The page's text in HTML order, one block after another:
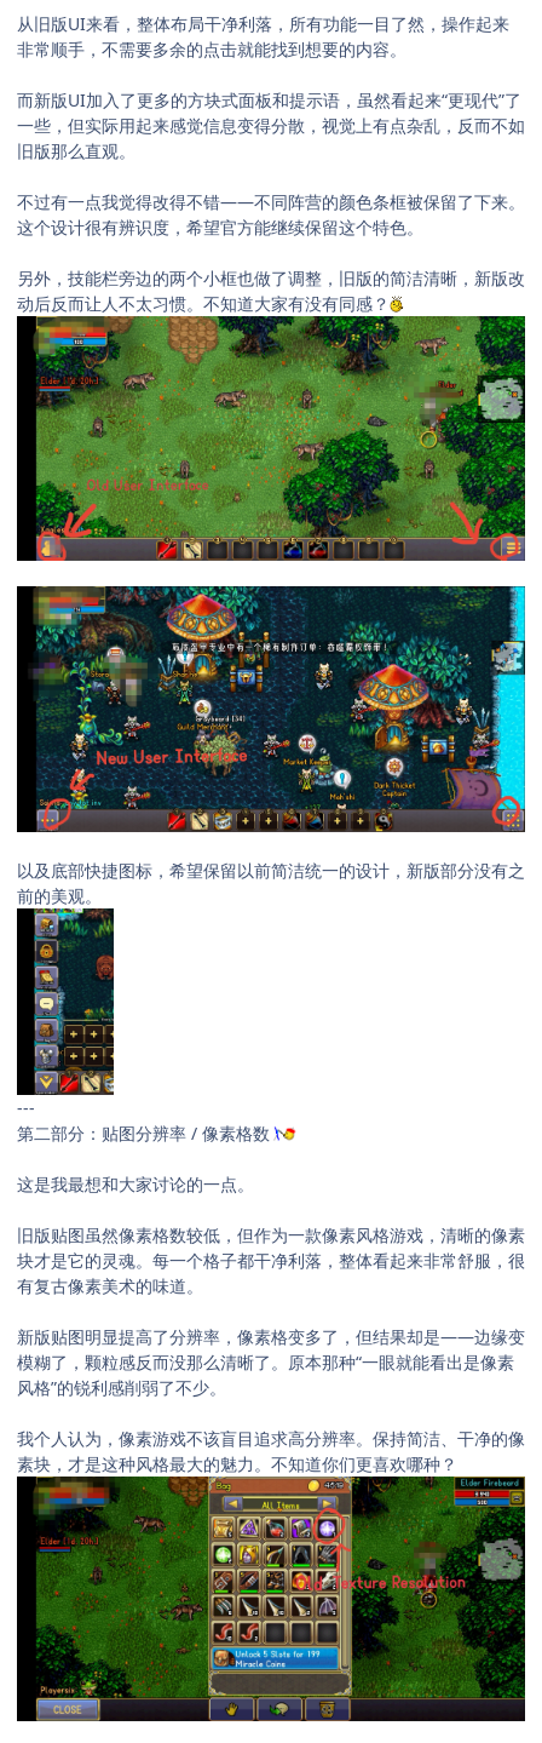
从旧版UI来看，整体布局干净利落，所有功能一目了然，操作起来
非常顺手，不需要多余的点击就能找到想要的内容。
而新版UI加入了更多的方块式面板和提示语，虽然看起来“更现代”了
一些，但实际用起来感觉信息变得分散，视觉上有点杂乱，反而不如
旧版那么直观。
不过有一点我觉得改得不错——不同阵营的颜色条框被保留了下来。
这个设计很有辨识度，希望官方能继续保留这个特色。
另外，技能栏旁边的两个小框也做了调整，旧版的简洁清晰，新版改
动后反而让人不太习惯。不知道大家有没有同感？
以及底部快捷图标，希望保留以前简洁统一的设计，新版部分没有之
前的美观。
---
第二部分：贴图分辨率 / 像素格数
这是我最想和大家讨论的一点。
旧版贴图虽然像素格数较低，但作为一款像素风格游戏，清晰的像素
块才是它的灵魂。每一个格子都干净利落，整体看起来非常舒服，很
有复古像素美术的味道。
新版贴图明显提高了分辨率，像素格变多了，但结果却是——边缘变
模糊了，颗粒感反而没那么清晰了。原本那种“一眼就能看出是像素
风格”的锐利感削弱了不少。
我个人认为，像素游戏不该盲目追求高分辨率。保持简洁、干净的像
素块，才是这种风格最大的魅力。不知道你们更喜欢哪种？